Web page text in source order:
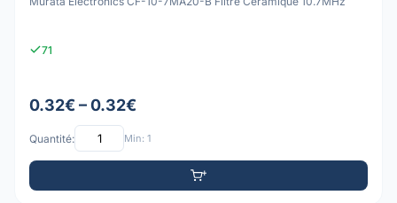
71
0.32€ – 0.32€
Quantité: Min: 1